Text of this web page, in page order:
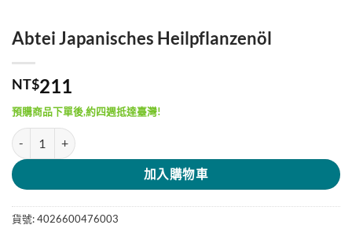
Abtei Japanisches Heilpflanzenöl
NT$211
預購商品下單後,約四週抵達臺灣!
Abtei Japanisches Heilpflanzenöl 數量
加入購物車
貨號:4026600476003